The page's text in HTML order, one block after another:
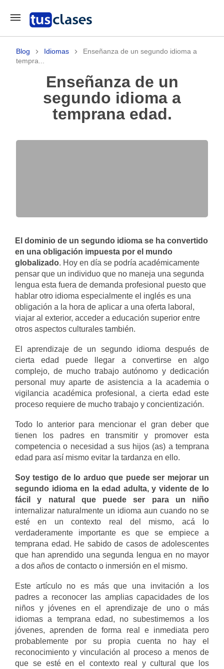
Blog Idiomas
Enseñanza de un segundo idioma a
tempra...
Enseñanza de un
segundo idioma a
temprana edad.
El dominio de un segundo idioma se ha convertido
en una obligación impuesta por el mundo
globalizado. Hoy en día se podría académicamente
pensar que un individuo que no maneja una segunda
lengua esta fuera de demanda profesional puesto que
hablar otro idioma especialmente el inglés es una
obligación a la hora de aplicar a una oferta laboral,
viajar al exterior, acceder a educación superior entre
otros aspectos culturales también.
El aprendizaje de un segundo idioma después de
cierta edad puede llegar a convertirse en algo
complejo, de mucho trabajo autónomo y dedicación
personal muy aparte de asistencia a la academia o
vigilancia académica profesional, a cierta edad este
proceso requiere de mucho trabajo y concientización.
Todo lo anterior para mencionar el gran deber que
tienen los padres en transmitir y promover esta
competencia o necesidad a sus hijos (as) a temprana
edad para así mismo evitar la tardanza en ello.
Soy testigo de lo arduo que puede ser mejorar un
segundo idioma en la edad adulta, y vidente de lo
fácil y natural que puede ser para un niño
internalizar naturalmente un idioma aun cuando no se
esté en un contexto real del mismo, acá lo
verdaderamente importante es que se empiece a
temprana edad. He sabido de casos de adolescentes
que han aprendido una segunda lengua en no mayor
a dos años de contacto o inmersión en el mismo.
Este artículo no es más que una invitación a los
padres a reconocer las amplias capacidades de los
niños y jóvenes en el aprendizaje de uno o más
idiomas a temprana edad, no subestimemos a los
jóvenes, aprenden de forma real e inmediata pero
probablemente por su propia cuenta no hay el
reconocimiento y vinculación al proceso a menos de
que se esté en el contexto real y cultural que los